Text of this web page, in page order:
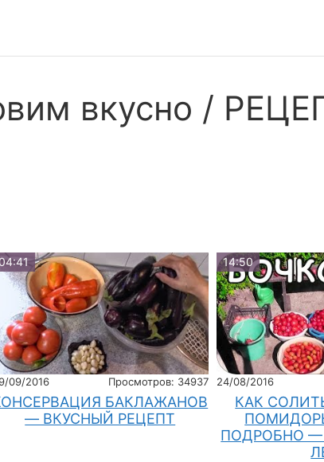
вкусно /
09/2016 Просмотров: 34937
БАКЛАЖАНОВ
— ВКУСНЫЙ РЕЦЕПТ
14:50
24/08/2016
КАК
ПОДРОБНО